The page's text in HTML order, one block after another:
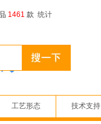
1461 款 统计
工艺形态 技术支持